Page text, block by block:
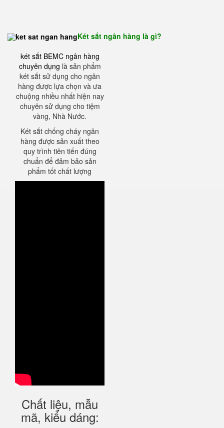
Két sắt ngân hàng là gì?
két sắt BEMC ngân hàng
chuyên dụng là sản phẩm
két sắt sử dụng cho ngân
hàng được lựa chọn và ưa
chuộng nhiều nhất hiện nay
chuyên sử dụng cho tiệm
vàng, Nhà Nước.
Két sắt chống cháy ngân
hàng được sản xuất theo
quy trình tiên tiến đúng
chuẩn để đảm bảo sản
phẩm tốt chất lượng
Chất liệu, mẫu
mã, kiểu dáng: